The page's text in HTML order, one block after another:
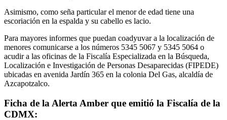
Asimismo, como seña particular el menor de edad tiene una
escoriación en la espalda y su cabello es lacio.
Para mayores informes que puedan coadyuvar a la localización de
menores comunicarse a los números 5345 5067 y 5345 5064 o
acudir a las oficinas de la Fiscalía Especializada en la Búsqueda,
Localización e Investigación de Personas Desaparecidas (FIPEDE)
ubicadas en avenida Jardín 365 en la colonia Del Gas, alcaldía de
Azcapotzalco.
Ficha de la Alerta Amber que emitió la Fiscalía de la
CDMX: